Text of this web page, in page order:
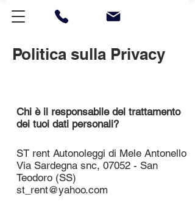
Politica sulla Privacy
Chi è il responsabile del trattamento
dei tuoi dati personali?
ST rent Autonoleggi di Mele Antonello
Via Sardegna snc, 07052 - San
Teodoro (SS)
st_rent@yahoo.com